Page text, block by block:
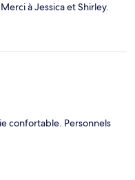
à Jessica et Shirley.
confortable. Personnels